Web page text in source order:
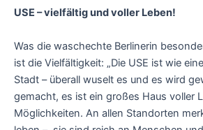
USE – vielfältig und voller Leben!
Was die waschechte Berlinerin
ist die Vielfältigkeit: „Die USE ist wie
Stadt – überall wuselt es und es wird
gemacht, es ist ein großes Haus voller
Möglichkeiten. An allen Standorten